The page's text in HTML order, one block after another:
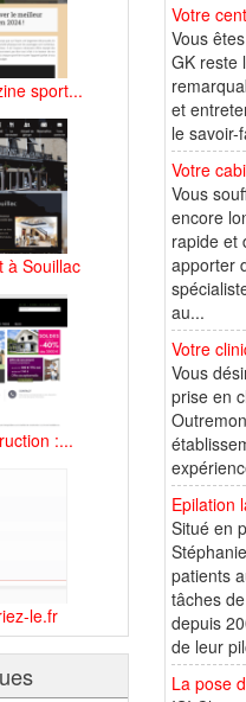
sport...
à Souillac
:...
le.fr
Votre
Vous
GK reste
et
le savoir-
Votre
Vous
encore
rapide et
apporter
au...
Votre
Vous
prise en
Epilation
Situé en
patients
tâches
depuis
de leur
La pose